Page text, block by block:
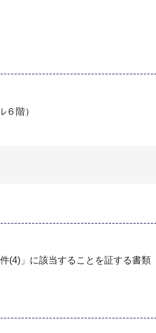
階）
(4)」に該当することを証する書類